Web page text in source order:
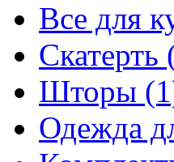
Все для
Скатерть
Шторы
Одежда